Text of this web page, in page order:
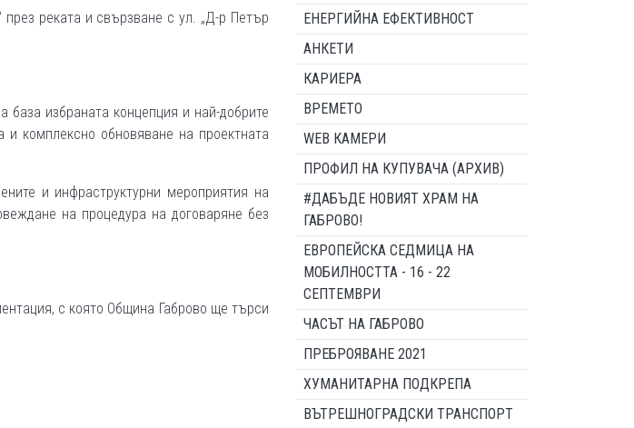
реката и свързване с ул. „Д-р Петър
база избраната концепция и най-добрите
и комплексно обновяване на проектната
и инфраструктурни мероприятия на
на процедура на договаряне без
с която Oбщина Габрово ще търси
ЕНЕРГИЙНА ЕФЕКТИВНОСТ
АНКЕТИ
КАРИЕРА
ВРЕМЕТО
WEB КАМЕРИ
ПРОФИЛ НА КУПУВАЧА (АРХИВ)
#ДАБЪДЕ НОВИЯТ ХРАМ НА
ГАБРОВО!
ЕВРОПЕЙСКА СЕДМИЦА НА
МОБИЛНОСТТА - 16 - 22
СЕПТЕМВРИ
ЧАСЪТ НА ГАБРОВО
ПРЕБРОЯВАНЕ 2021
ХУМАНИТАРНА ПОДКРЕПА
ВЪТРЕШНОГРАДСКИ ТРАНСПОРТ